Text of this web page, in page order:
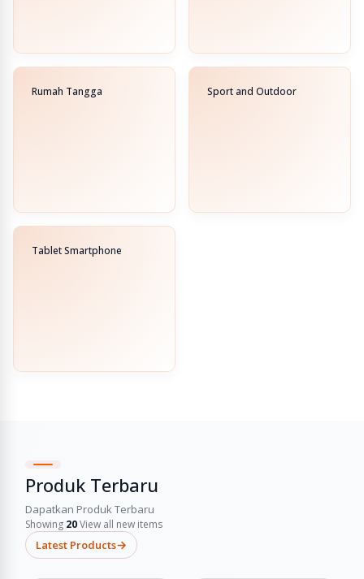
Rumah Tangga Sport and Outdoor
Tablet Smartphone
Produk Terbaru
Dapatkan Produk Terbaru
Showing 20View all new items
Latest Products→